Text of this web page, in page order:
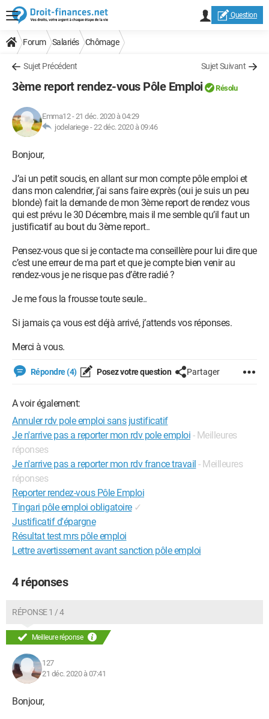
Question
Forum Salariés Chômage
Sujet Précédent Sujet Suivant
3ème report rendez-vous Pôle Emploi Résolu
Emma12-21 déc. 2020 à 04:29
jodelariege -22 déc. 2020 à 09:46
Bonjour,
J’ai un petit soucis, en allant sur mon compte pôle emploi et
dans mon calendrier, j’ai sans faire exprès (oui je suis un peu
blonde) fait la demande de mon 3ème report de rendez vous
qui est prévu le 30 Décembre, mais il me semble qu’il faut un
justificatif au bout du 3ème report..
Pensez-vous que si je contacte ma conseillère pour lui dire que
c’est une erreur de ma part et que je compte bien venir au
rendez-vous je ne risque pas d’être radié ?
Je me fous la frousse toute seule..
Si jamais ça vous est déjà arrivé, j’attends vos réponses.
Merci à vous.
Répondre (4) Posez votre question Partager
A voir également:
Annuler rdv pole emploi sans justificatif
Je n'arrive pas a reporter mon rdv pole emploi - Meilleures
réponses
Je n'arrive pas a reporter mon rdv france travail - Meilleures
réponses
Reporter rendez-vous Pôle Emploi
Tingari pôle emploi obligatoire ✓
Justificatif d'épargne
Résultat test mrs pôle emploi
Lettre avertissement avant sanction pôle emploi
4 réponses
RÉPONSE 1 / 4
Meilleure réponse
127
21 déc. 2020 à 07:41
Bonjour,